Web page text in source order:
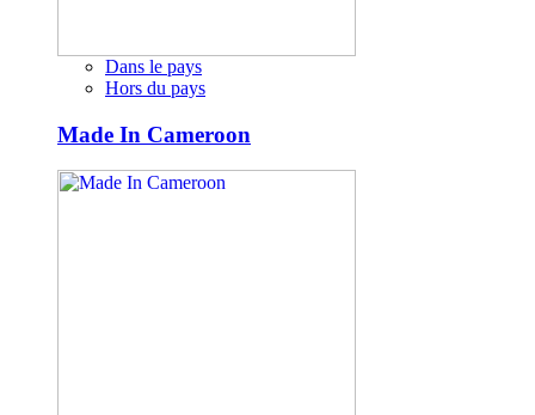
Dans le pays
Hors du pays
Made In Cameroon